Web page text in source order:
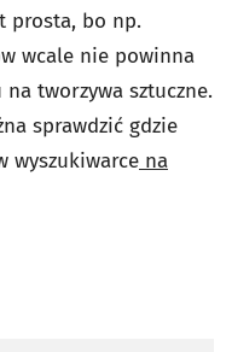
prosta, bo np.
wcale nie powinna
tworzywa sztuczne.
sprawdzić gdzie
wyszukiwarce na